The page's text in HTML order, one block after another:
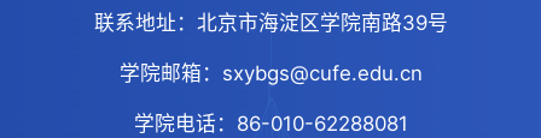
联系地址： 北京市海淀区学院南路39号
学院邮箱： sxybgs@cufe.edu.cn
学院电话： 86-010-62288081